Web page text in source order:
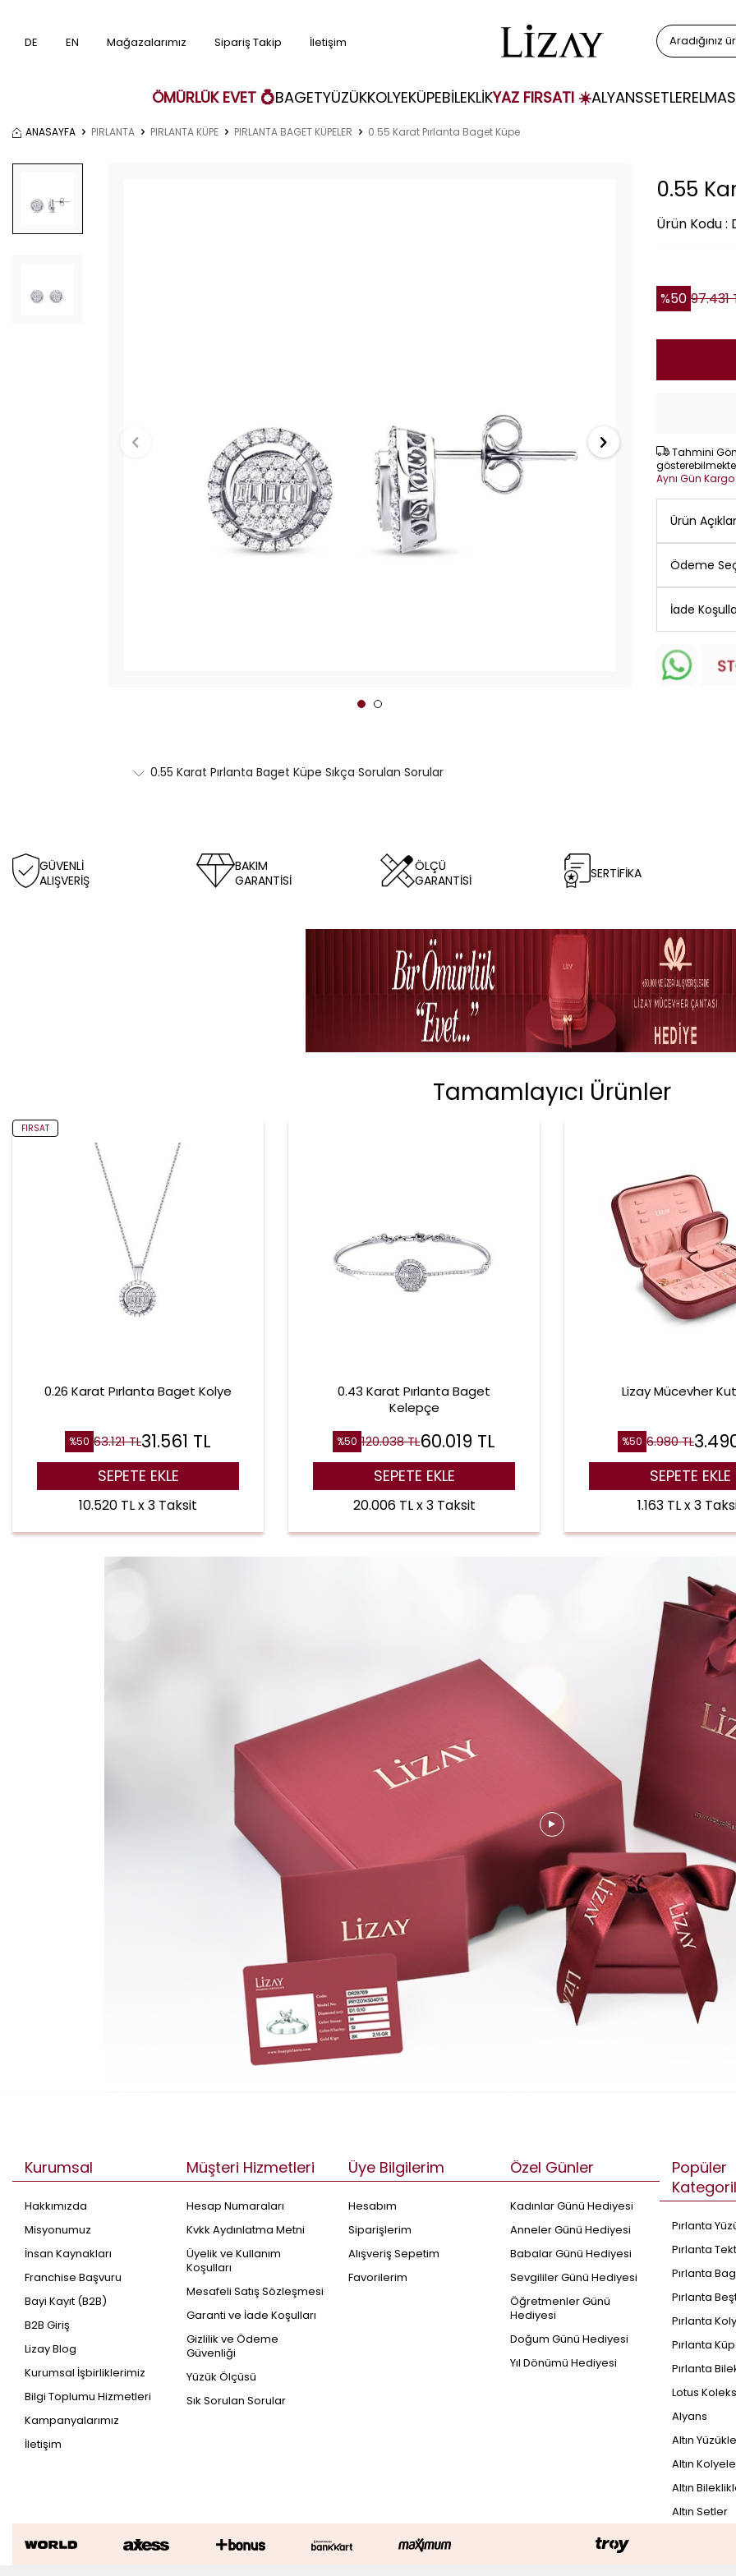
DE EN Mağazalarımız Sipariş Takip İletişim
ÖMÜRLÜK EVET 💍BAGETYÜZÜKKOLYEKÜPEBİLEKLİKYAZ FIRSATI ☀️ALYANSSETLERELMAS
ANASAYFA PIRLANTA PIRLANTA KÜPE PIRLANTA BAGET KÜPELER 0.55 Karat Pırlanta Baget Küpe
0.55
Ürün Kodu :
%50 97.431
Tahmini
Aynı Gün Kargo
Ürün
Ödeme
İade
0.55 Karat Pırlanta Baget Küpe Sıkça Sorulan Sorular
GÜVENLİ
ALIŞVERİŞ
BAKIM
GARANTİSİ
ÖLÇÜ
GARANTİSİ
SERTİFİKA
Tamamlayıcı Ürünler
FIRSAT
0.26 Karat Pırlanta Baget Kolye
%50 63.121TL31.561 TL
SEPETE EKLE
10.520 TL x 3 Taksit
0.43 Karat Pırlanta Baget
Kelepçe
%50 120.038TL60.019 TL
SEPETE EKLE
20.006 TL x 3 Taksit
Lizay Mücevher
%50 6.980TL
SEPETE EKLE
1.163 TL x 3
Kurumsal
Hakkımızda
Misyonumuz
İnsan Kaynakları
Franchise Başvuru
Bayi Kayıt (B2B)
B2B Giriş
Lizay Blog
Kurumsal İşbirliklerimiz
Bilgi Toplumu Hizmetleri
Kampanyalarımız
İletişim
Müşteri Hizmetleri
Hesap Numaraları
Kvkk Aydınlatma Metni
Üyelik ve Kullanım
Koşulları
Mesafeli Satış Sözleşmesi
Garanti ve İade Koşulları
Gizlilik ve Ödeme
Güvenliği
Yüzük Ölçüsü
Sık Sorulan Sorular
Üye Bilgilerim
Hesabım
Siparişlerim
Alışveriş Sepetim
Favorilerim
Özel Günler
Kadınlar Günü Hediyesi
Anneler Günü Hediyesi
Babalar Günü Hediyesi
Sevgililer Günü Hediyesi
Öğretmenler Günü
Hediyesi
Doğum Günü Hediyesi
Yıl Dönümü Hediyesi
Popüler
Pırlanta
Pırlanta
Pırlanta
Pırlanta
Pırlanta
Pırlanta
Pırlanta
Lotus
Alyans
Altın
Altın
Altın
Altın Setler